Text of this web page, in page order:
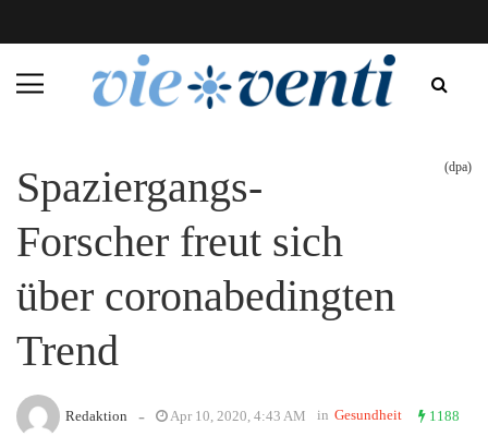
Spaziergangs-
Forscher freut sich
über coronabedingten
Trend
(dpa)
Redaktion - Apr 10, 2020, 4:43 AM in Gesundheit 1188